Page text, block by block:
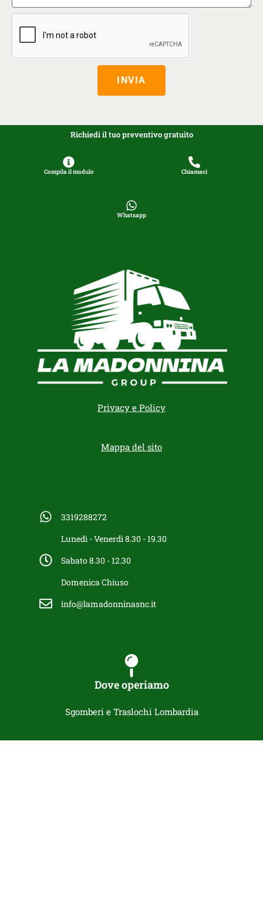
INVIA
Richiedi il tuo preventivo gratuito
Compila il modulo Chiamaci
Whatsapp
Privacy e Policy
Mappa del sito
3319288272
Lunedì - Venerdì 8.30 - 19.30
Sabato 8.30 - 12.30
Domenica Chiuso
info@lamadonninasnc.it
Dove operiamo
Sgomberi e Traslochi Lombardia